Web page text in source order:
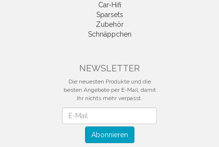
Car-Hifi
Sparsets
Zubehör
Schnäppchen
NEWSLETTER
Die neuesten Produkte und die
besten Angebote per E-Mail, damit
Ihr nichts mehr verpasst.
Abonnieren